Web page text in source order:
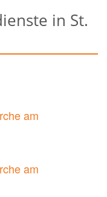
in St.
am
am